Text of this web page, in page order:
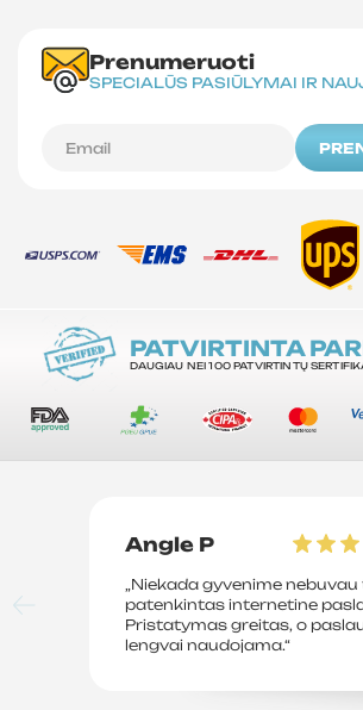
Prenumeruoti
SPECIALŪS PASIŪLYMAI IR
PATVIRTINTA
DAUGIAU NEI 100 PATVIRTINTŲ
Angle P
„Niekada gyvenime
patenkintas internetine
Pristatymas greitas, o
lengvai naudojama.“